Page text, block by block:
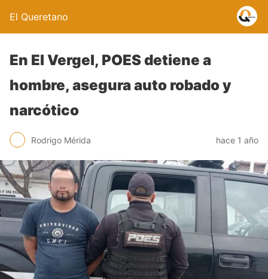
El Queretano
En El Vergel, POES detiene a
hombre, asegura auto robado y
narcótico
Rodrigo Mérida hace 1 año